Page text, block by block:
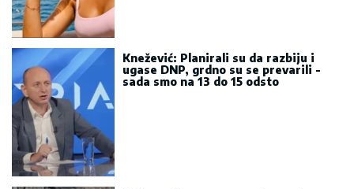
Knežević: Planirali su da razbiju i
ugase DNP, grdno su se prevarili -
sada smo na 13 do 15 odsto